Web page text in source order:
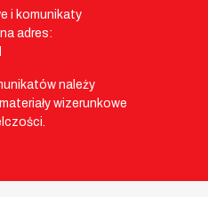
i komunikaty
adres:
należy
wizerunkowe